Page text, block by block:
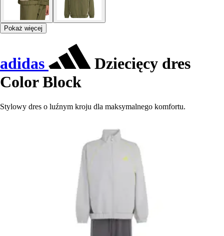
Pokaż więcej
adidas
Dziecięcy dres
Color Block
Stylowy dres o luźnym kroju dla maksymalnego komfortu.